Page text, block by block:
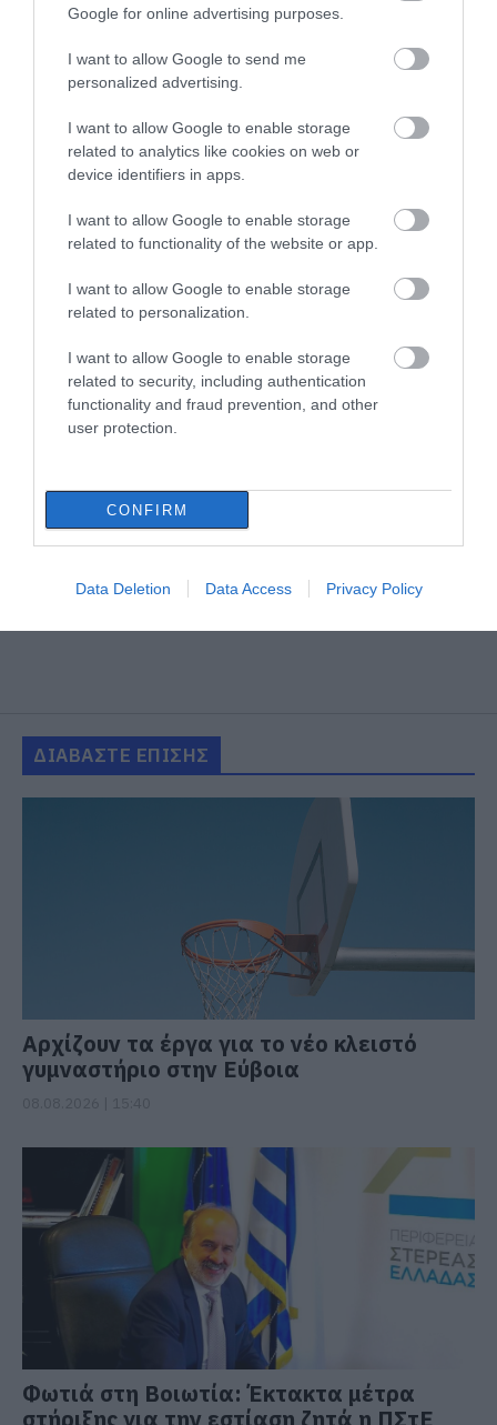
Google for online advertising purposes.
I want to allow Google to send me
personalized advertising.
I want to allow Google to enable storage
related to analytics like cookies on web or
device identifiers in apps.
I want to allow Google to enable storage
related to functionality of the website or app.
I want to allow Google to enable storage
related to personalization.
I want to allow Google to enable storage
related to security, including authentication
functionality and fraud prevention, and other
user protection.
CONFIRM
Data Deletion Data Access Privacy Policy
ΔΙΑΒΑΣΤΕ ΕΠΙΣΗΣ
Αρχίζουν τα έργα για το νέο κλειστό
γυμναστήριο στην Εύβοια
Φωτιά στη Βοιωτία: Έκτακτα μέτρα
στήριξης για την εστίαση ζητά η ΠΣτΕ